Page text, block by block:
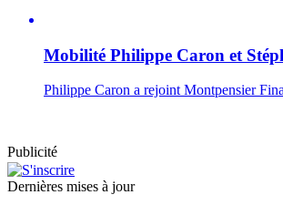
Mobilité Philippe Caron et
Philippe Caron a rejoint Montpensier
Publicité
Dernières mises à jour